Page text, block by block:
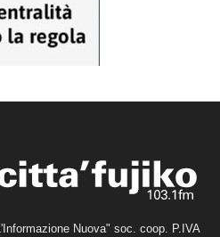
Nuova" soc. coop. P.IVA